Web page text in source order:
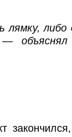
лямку,
объяснял